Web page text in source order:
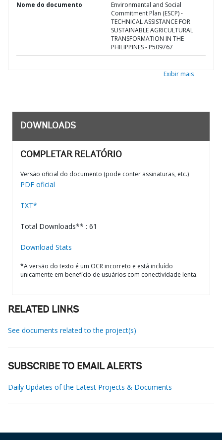
Nome do documento
Environmental and Social
Commitment Plan (ESCP) -
TECHNICAL ASSISTANCE FOR
SUSTAINABLE AGRICULTURAL
TRANSFORMATION IN THE
PHILIPPINES - P509767
Exibir mais
DOWNLOADS
COMPLETAR RELATÓRIO
Versão oficial do documento (pode conter assinaturas, etc.)
PDF oficial
TXT*
Total Downloads** : 61
Download Stats
*A versão do texto é um OCR incorreto e está incluído
unicamente em benefício de usuários com conectividade lenta.
RELATED LINKS
See documents related to the project(s)
SUBSCRIBE TO EMAIL ALERTS
Daily Updates of the Latest Projects & Documents